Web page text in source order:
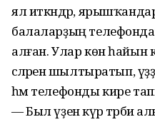
ял иткәндәр,
балаларҙың
алған. Улар көн һайын
әсәләренә шылтыратып,
һәм телефонды кире
— Был үҙенә күрә